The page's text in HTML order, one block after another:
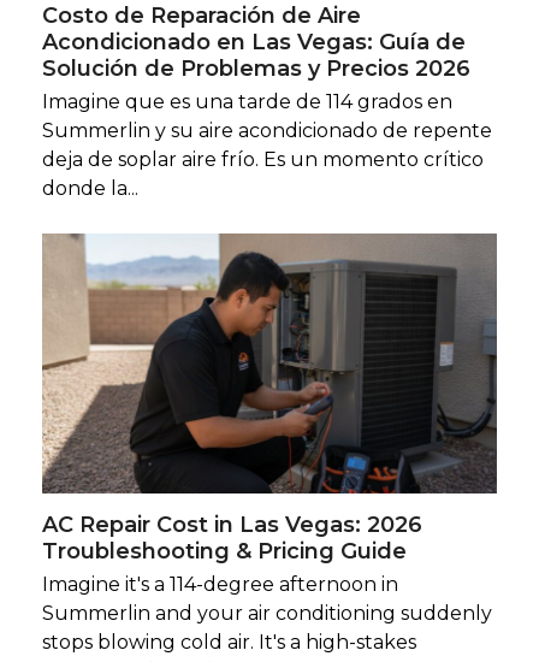
Costo de Reparación de Aire
Acondicionado en Las Vegas: Guía de
Solución de Problemas y Precios 2026
Imagine que es una tarde de 114 grados en
Summerlin y su aire acondicionado de repente
deja de soplar aire frío. Es un momento crítico
donde la...
AC Repair Cost in Las Vegas: 2026
Troubleshooting & Pricing Guide
Imagine it's a 114-degree afternoon in
Summerlin and your air conditioning suddenly
stops blowing cold air. It's a high-stakes